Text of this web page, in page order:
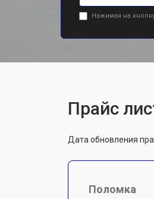
Нажимая на
Прайс
Дата обновления
Поломка